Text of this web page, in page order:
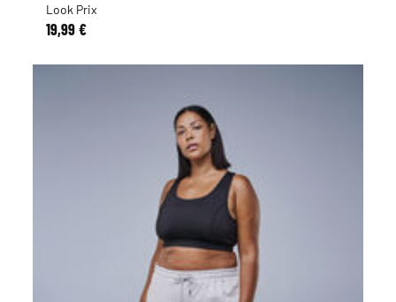
Look Prix
19,99 €